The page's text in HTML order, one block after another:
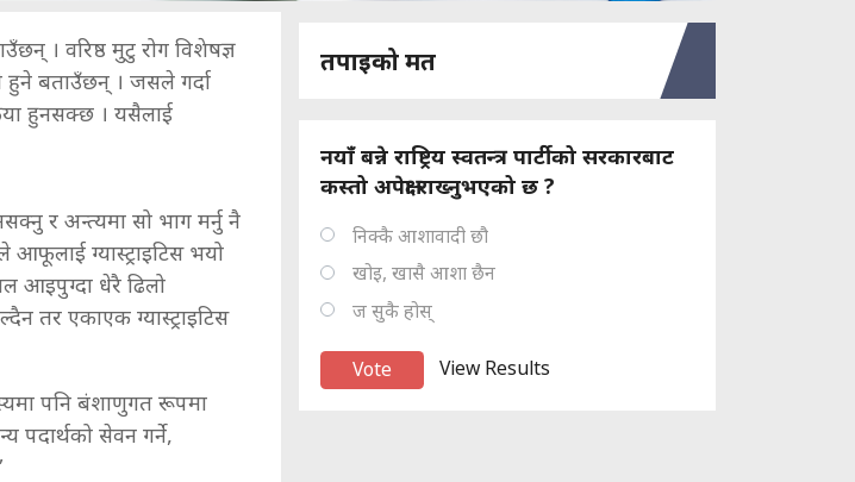
। वरिष्ठ मुटु रोग विशेषज्ञ
हुने बताउँछन् । जसले गर्दा
हुनसक्छ । यसैलाई
र अन्त्यमा सो भाग मर्नु नै
ग्यास्ट्राइटिस भयो
आइपुग्दा धेरै ढिलो
तर एकाएक ग्यास्ट्राइटिस
पनि बंशाणुगत रूपमा
पदार्थको सेवन गर्ने,
तपाइको मत
नयाँ बन्ने राष्ट्रिय स्वतन्त्र पार्टीको सरकारबाट
कस्तो अपेक्षा राख्नुभएको छ ?
निक्कै आशावादी छौ
खोइ, खासै आशा छैन
ज सुकै होस्
View Results